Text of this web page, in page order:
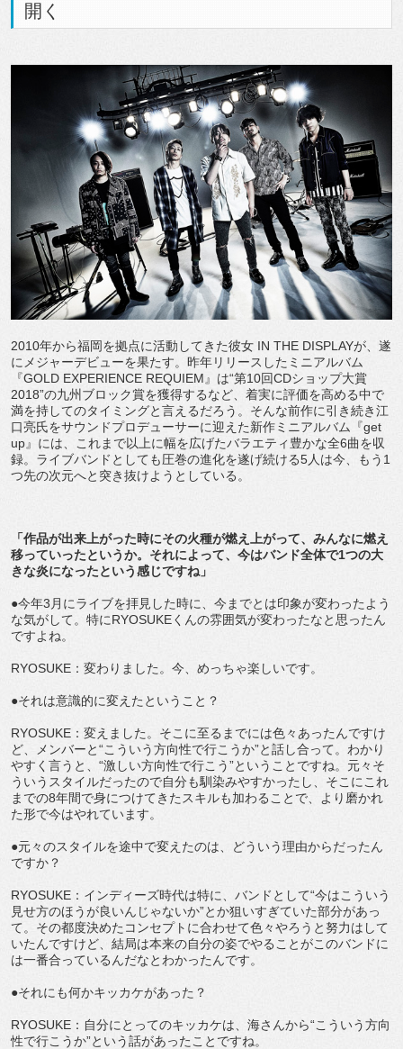
開く
2010年から福岡を拠点に活動してきた彼女 IN THE DISPLAYが、遂
にメジャーデビューを果たす。昨年リリースしたミニアルバム
『GOLD EXPERIENCE REQUIEM』は“第10回CDショップ大賞
2018”の九州ブロック賞を獲得するなど、着実に評価を高める中で
満を持してのタイミングと言えるだろう。そんな前作に引き続き江
口亮氏をサウンドプロデューサーに迎えた新作ミニアルバム『get
up』には、これまで以上に幅を広げたバラエティ豊かな全6曲を収
録。ライブバンドとしても圧巻の進化を遂げ続ける5人は今、もう1
つ先の次元へと突き抜けようとしている。
「作品が出来上がった時にその火種が燃え上がって、みんなに燃え
移っていったというか。それによって、今はバンド全体で1つの大
きな炎になったという感じですね」
●今年3月にライブを拝見した時に、今までとは印象が変わったよう
な気がして。特にRYOSUKEくんの雰囲気が変わったなと思ったん
ですよね。
RYOSUKE：変わりました。今、めっちゃ楽しいです。
●それは意識的に変えたということ？
RYOSUKE：変えました。そこに至るまでには色々あったんですけ
ど、メンバーと“こういう方向性で行こうか”と話し合って。わかり
やすく言うと、“激しい方向性で行こう”ということですね。元々そ
ういうスタイルだったので自分も馴染みやすかったし、そこにこれ
までの8年間で身につけてきたスキルも加わることで、より磨かれ
た形で今はやれています。
●元々のスタイルを途中で変えたのは、どういう理由からだったん
ですか？
RYOSUKE：インディーズ時代は特に、バンドとして“今はこういう
見せ方のほうが良いんじゃないか”とか狙いすぎていた部分があっ
て。その都度決めたコンセプトに合わせて色々やろうと努力はして
いたんですけど、結局は本来の自分の姿でやることがこのバンドに
は一番合っているんだなとわかったんです。
●それにも何かキッカケがあった？
RYOSUKE：自分にとってのキッカケは、海さんから“こういう方向
性で行こうか”という話があったことですね。